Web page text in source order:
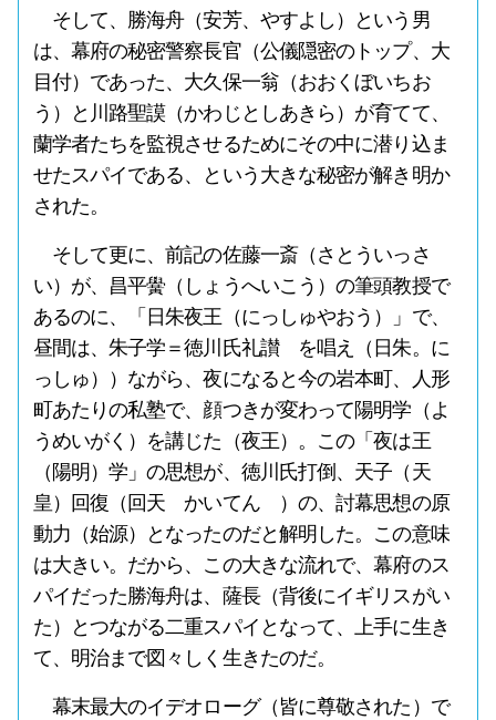
そして、勝海舟（安芳、やすよし）という男
は、幕府の秘密警察長官（公儀隠密のトップ、大
目付）であった、大久保一翁（おおくぼいちお
う）と川路聖謨（かわじとしあきら）が育てて、
蘭学者たちを監視させるためにその中に潜り込ま
せたスパイである、という大きな秘密が解き明か
された。
そして更に、前記の佐藤一斎（さとういっさ
い）が、昌平黌（しょうへいこう）の筆頭教授で
あるのに、「日朱夜王（にっしゅやおう）」で、
昼間は、朱子学＝徳川氏礼讃 を唱え（日朱。に
っしゅ））ながら、夜になると今の岩本町、人形
町あたりの私塾で、顔つきが変わって陽明学（よ
うめいがく）を講じた（夜王）。この「夜は王
（陽明）学」の思想が、徳川氏打倒、天子（天
皇）回復（回天 かいてん ）の、討幕思想の原
動力（始源）となったのだと解明した。この意味
は大きい。だから、この大きな流れで、幕府のス
パイだった勝海舟は、薩長（背後にイギリスがい
た）とつながる二重スパイとなって、上手に生き
て、明治まで図々しく生きたのだ。
幕末最大のイデオローグ（皆に尊敬された）で